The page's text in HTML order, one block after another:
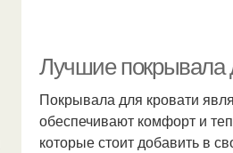
Лучшие покрывала
Покрывала для кровати
обеспечивают комфорт и
которые стоит добавить в